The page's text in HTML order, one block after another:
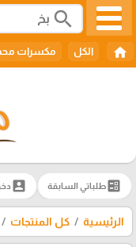
search
home الكل مكسرات
ballotطلباتي السابقة account_box
الرئيسية كل المنتجات